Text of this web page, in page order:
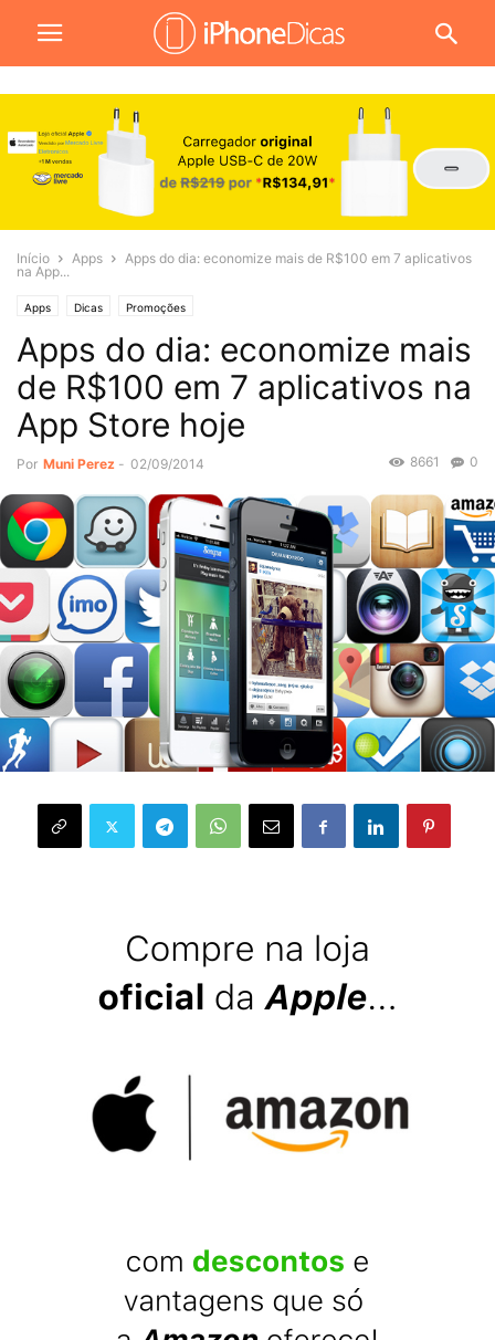
Início Apps
Apps do dia: economize mais de R$100 em 7 aplicativos
na App...
Apps Dicas Promoções
Apps do dia: economize mais
de R$100 em 7 aplicativos na
App Store hoje
Por Muni Perez - 02/09/2014 0
8661